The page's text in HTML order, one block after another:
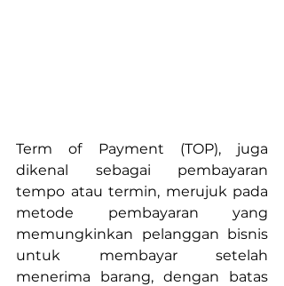
Term of Payment (TOP), juga
dikenal sebagai pembayaran
tempo atau termin, merujuk pada
metode pembayaran yang
memungkinkan pelanggan bisnis
untuk membayar setelah
menerima barang, dengan batas